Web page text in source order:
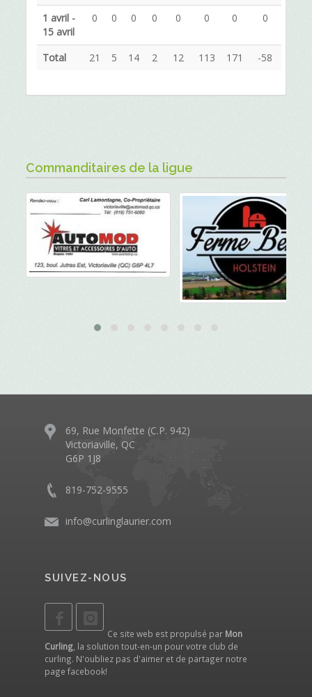
1 avril -
15 avril
0 0 0 0 0 0 0 0
Total 21 5 14 2 12 113 171 -58
Commanditaires de la ligue
69, Rue Monfette (C.P. 942)
Victoriaville, QC
G6P 1J8
819-752-9555
info@curlinglaurier.com
SUIVEZ-NOUS
Ce site web est propulsé par Mon
Curling , la solution tout-en-un pour votre club de
curling. N'oubliez pas d'aimer et de partager notre
page facebook!